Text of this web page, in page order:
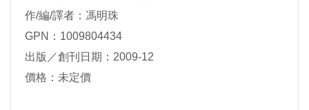
作/編/譯者：馮明珠
GPN：1009804434
出版／創刊日期：2009-12
價格：未定價